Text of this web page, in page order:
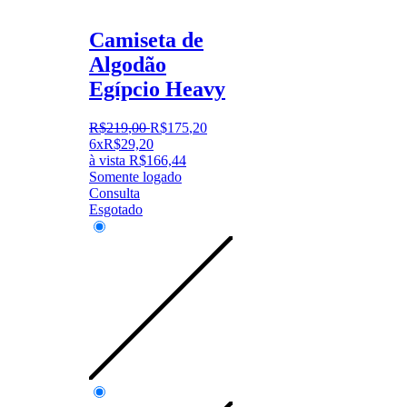
Camiseta de
Algodão
Egípcio Heavy
R$219,00 R$175,20
6xR$29,20
à vista R$166,44
Somente logado
Consulta
Esgotado